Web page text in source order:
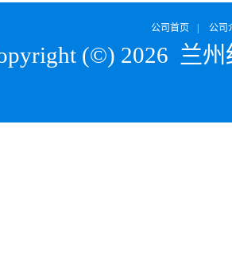
公司首页 公司
(©) 2026 兰